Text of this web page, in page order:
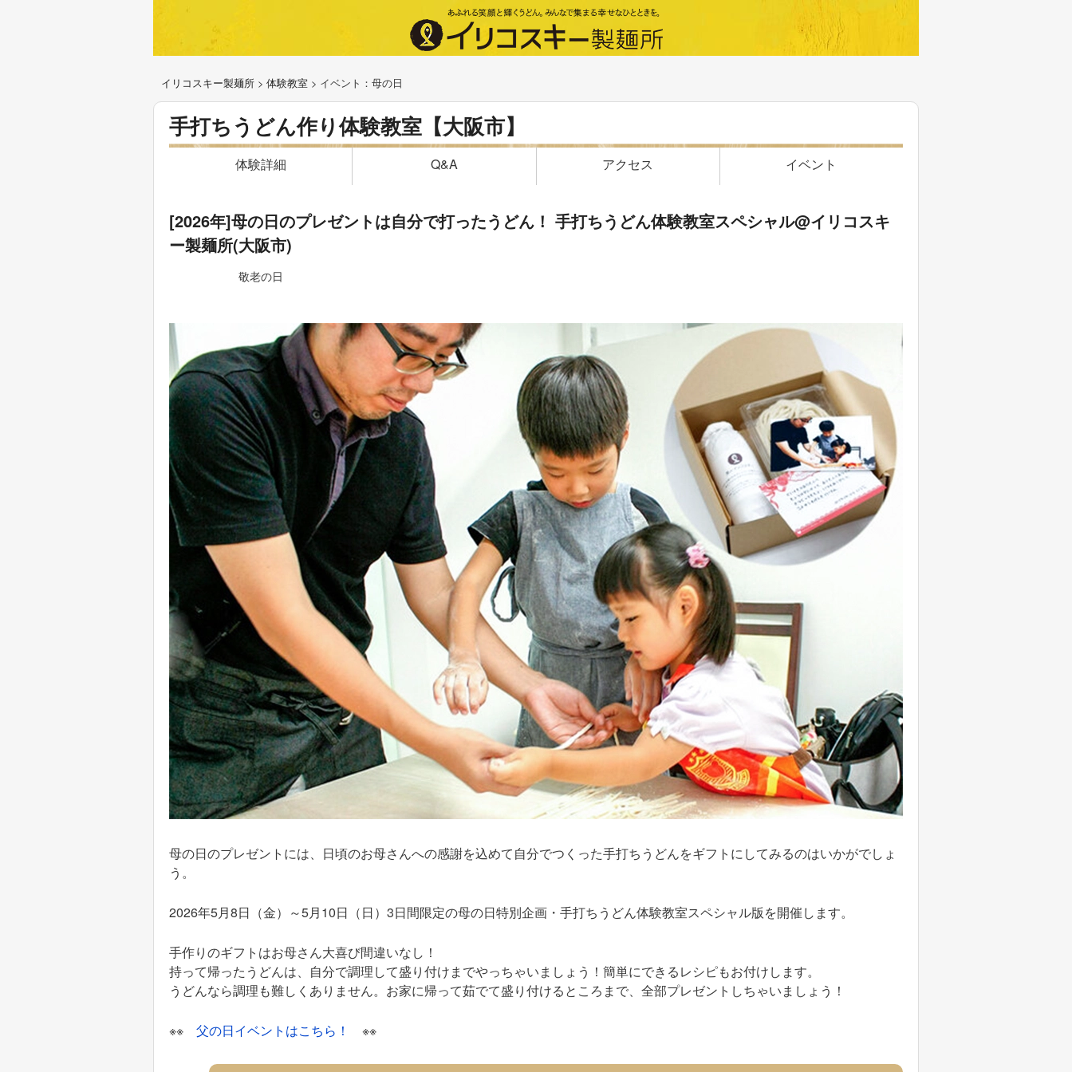
イリコスキー製麺所 > 体験教室 > イベント：母の日
手打ちうどん作り体験教室【大阪市】
体験詳細 Q&A アクセス イベント
[2026年]母の日のプレゼントは自分で打ったうどん！ 手打ちうどん体験教室スペシャル@イリコスキ
ー製麺所(大阪市)
敬老の日
母の日のプレゼントには、日頃のお母さんへの感謝を込めて自分でつくった手打ちうどんをギフトにしてみるのはいかがでしょ
う。
2026年5月8日（金）～5月10日（日）3日間限定の母の日特別企画・手打ちうどん体験教室スペシャル版を開催します。
手作りのギフトはお母さん大喜び間違いなし！
持って帰ったうどんは、自分で調理して盛り付けまでやっちゃいましょう！簡単にできるレシピもお付けします。
うどんなら調理も難しくありません。お家に帰って茹でて盛り付けるところまで、全部プレゼントしちゃいましょう！
※※父の日イベントはこちら！ ※※